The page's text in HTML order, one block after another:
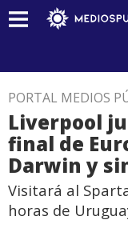
PORTAL MEDIOS
Liverpool
final de
Darwin y
Visitará al
horas de